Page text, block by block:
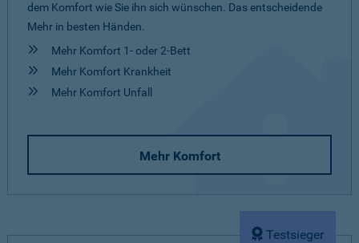
dem Komfort wie Sie ihn sich wünschen. Das entscheidende
Mehr in besten Händen.
Mehr Komfort 1- oder 2-Bett
Mehr Komfort Krankheit
Mehr Komfort Unfall
Mehr Komfort
Testsieger